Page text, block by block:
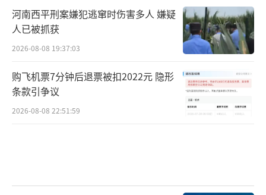
河南西平刑案嫌犯逃窜时伤害多人 嫌疑
人已被抓获
2026-08-08 19:37:03
购飞机票7分钟后退票被扣2022元 隐形
条款引争议
2026-08-08 22:51:59